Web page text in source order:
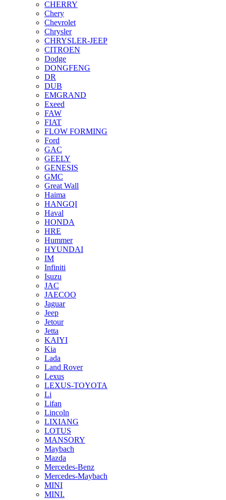
CHERRY
Chery
Chevrolet
Chrysler
CHRYSLER-JEEP
CITROEN
Dodge
DONGFENG
DR
DUB
EMGRAND
Exeed
FAW
FIAT
FLOW FORMING
Ford
GAC
GEELY
GENESIS
GMC
Great Wall
Haima
HANGQI
Haval
HONDA
HRE
Hummer
HYUNDAI
IM
Infiniti
Isuzu
JAC
JAECOO
Jaguar
Jeep
Jetour
Jetta
KAIYI
Kia
Lada
Land Rover
Lexus
LEXUS-TOYOTA
Li
Lifan
Lincoln
LIXIANG
LOTUS
MANSORY
Maybach
Mazda
Mercedes-Benz
Mercedes-Maybach
MINI
MINI.